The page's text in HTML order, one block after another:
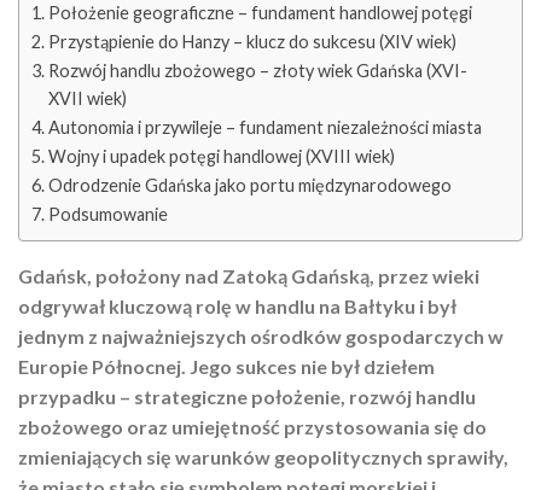
Położenie geograficzne – fundament handlowej potęgi
Przystąpienie do Hanzy – klucz do sukcesu (XIV wiek)
Rozwój handlu zbożowego – złoty wiek Gdańska (XVI-
XVII wiek)
Autonomia i przywileje – fundament niezależności miasta
Wojny i upadek potęgi handlowej (XVIII wiek)
Odrodzenie Gdańska jako portu międzynarodowego
Podsumowanie
Gdańsk, położony nad Zatoką Gdańską, przez wieki
odgrywał kluczową rolę w handlu na Bałtyku i był
jednym z najważniejszych ośrodków gospodarczych w
Europie Północnej. Jego sukces nie był dziełem
przypadku – strategiczne położenie, rozwój handlu
zbożowego oraz umiejętność przystosowania się do
zmieniających się warunków geopolitycznych sprawiły,